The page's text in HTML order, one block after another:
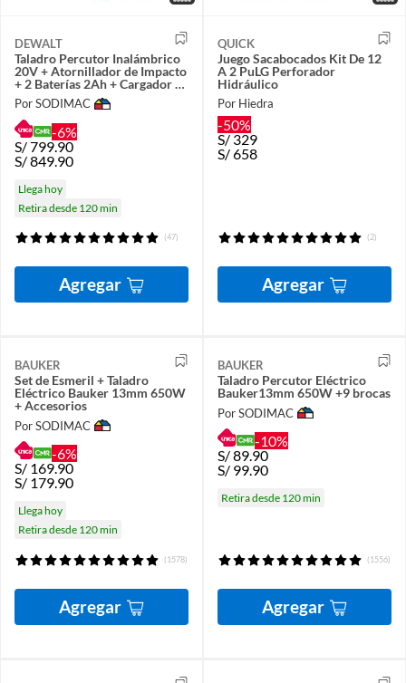
DEWALT
Taladro Percutor Inalámbrico
20V + Atornillador de Impacto
+ 2 Baterías 2Ah + Cargador +
Bolso
Por SODIMAC
-6%
S/799.90
S/849.90
Llega hoy
Retira desde 120 min
(47)
Agregar
QUICK
Juego Sacabocados Kit De 12
A 2 PuLG Perforador
Hidráulico
Por Hiedra
-50%
S/329
S/658
(2)
Agregar
BAUKER
Set de Esmeril + Taladro
Eléctrico Bauker 13mm 650W
+ Accesorios
Por SODIMAC
-6%
S/ 169.90
S/ 179.90
Llega hoy
Retira desde 120 min
(1578)
Agregar
BAUKER
Taladro Percutor Eléctrico
Bauker13mm 650W +9 brocas
Por SODIMAC
-10%
S/89.90
S/ 99.90
Retira desde 120 min
(1556)
Agregar